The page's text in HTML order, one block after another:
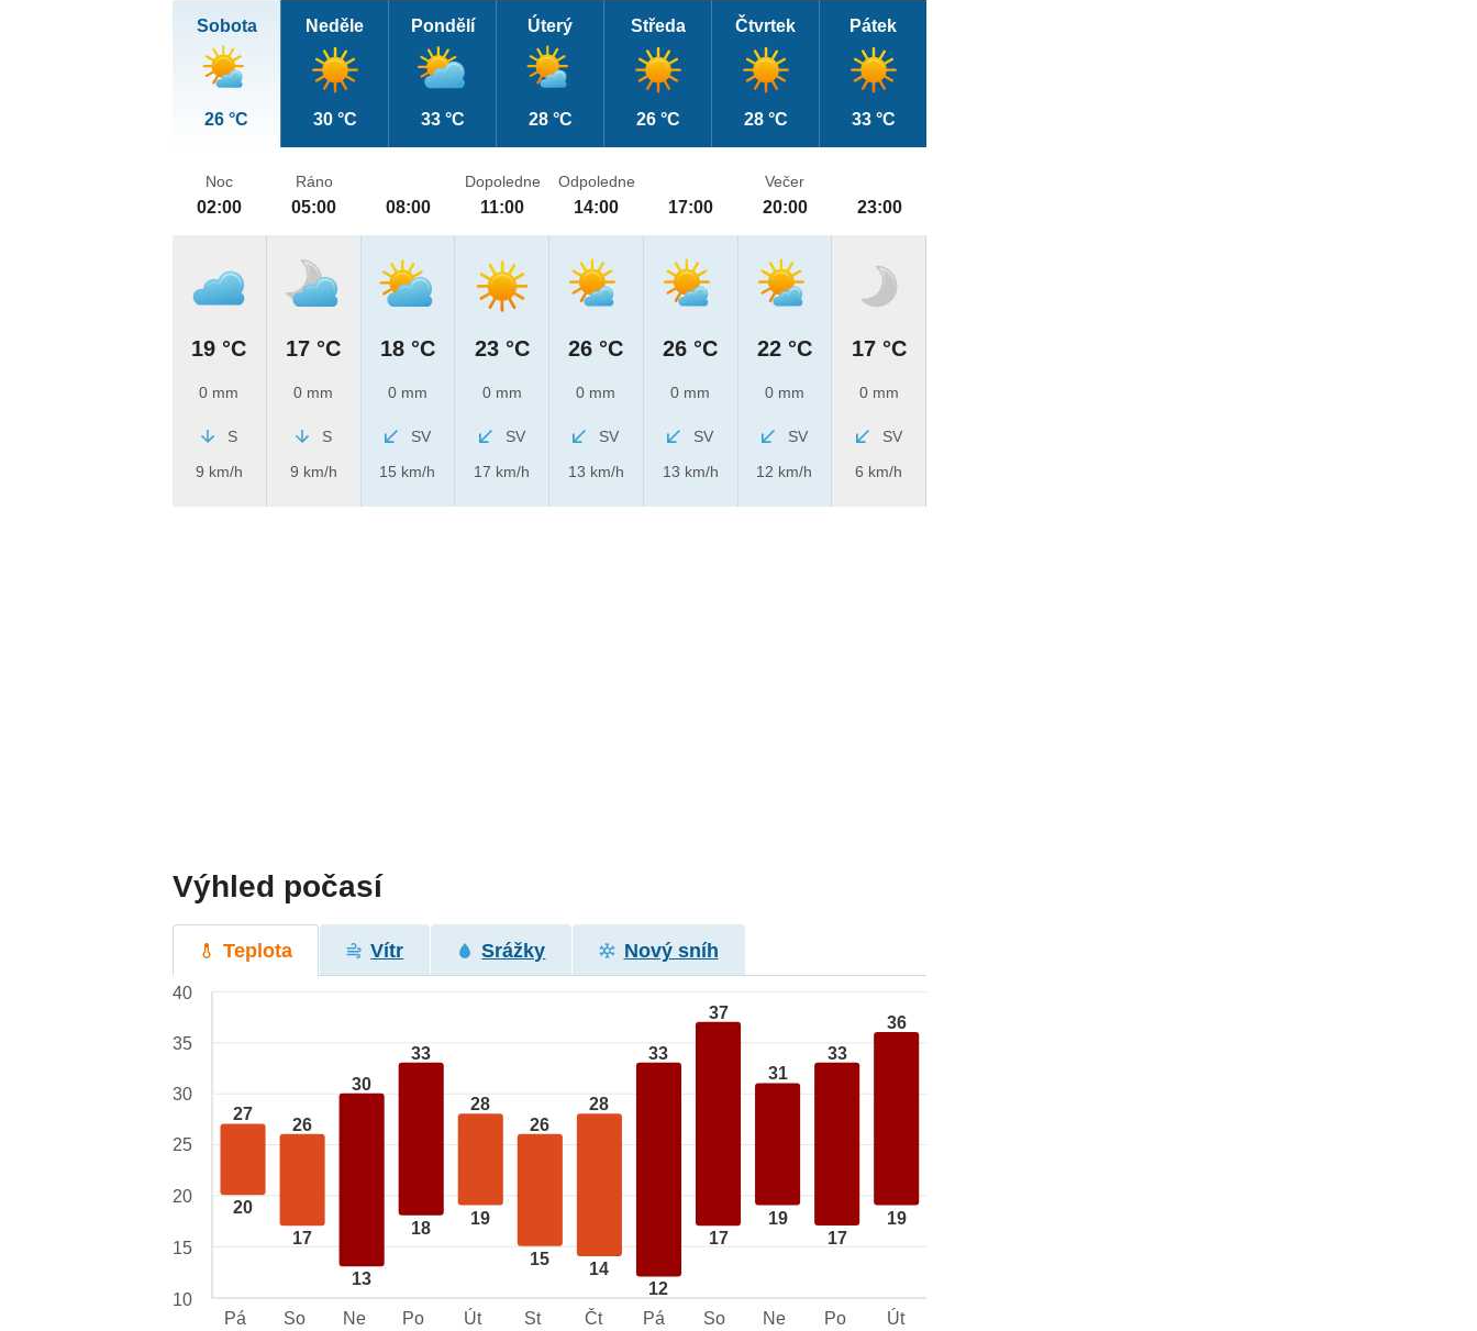
Sobota
26 °C
Neděle
30 °C
Pondělí
33 °C
Úterý
28 °C
Středa
26 °C
Čtvrtek
28 °C
Pátek
33 °C
Noc
02:00
19 °C
0 mm
S
9 km/h
Ráno
05:00
17 °C
0 mm
S
9 km/h
08:00
18 °C
0 mm
SV
15 km/h
Dopoledne
11:00
23 °C
0 mm
SV
17 km/h
Odpoledne
14:00
26 °C
0 mm
SV
13 km/h
17:00
26 °C
0 mm
SV
13 km/h
Večer
20:00
22 °C
0 mm
SV
12 km/h
23:00
17 °C
0 mm
SV
6 km/h
Výhled počasí
Teplota Vítr Srážky Nový sníh
27
20
26
17
30
13
33
18
28
19
26
15
28
14
33
12
37
17
31
19
33
17
36
19
40
35
30
25
20
15
10
Pá
So Ne Po Út St Čt Pá So Ne Po Út